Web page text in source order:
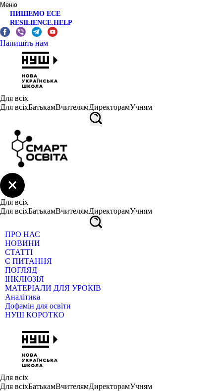
Меню
ПИШЕМО ЕСЕ
RESILIENCE.HELP
Напишіть нам
Для всіх
Для всіхБатькамВчителямДиректорамУчням
Для всіх
Для всіхБатькамВчителямДиректорамУчням
ПРО НАС
НОВИНИ
СТАТТІ
Є ПИТАННЯ
ПОГЛЯД
ІНКЛЮЗІЯ
МАТЕРІАЛИ ДЛЯ УРОКІВ
Аналітика
Дофамін для освіти
НУШ КОРОТКО
Для всіх
Для всіхБатькамВчителямДиректорамУчням